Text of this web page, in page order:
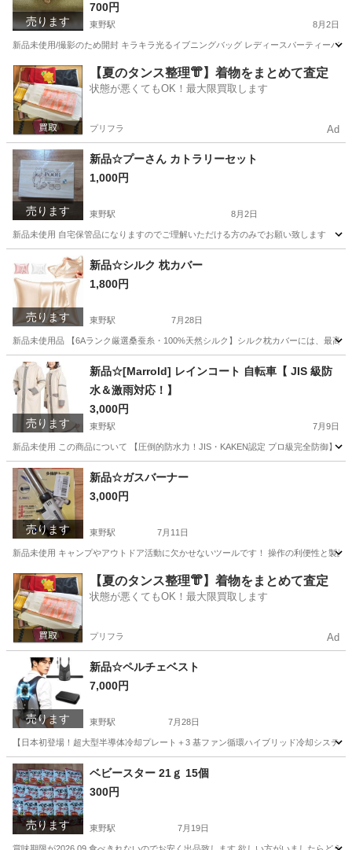
売ります
700円
東野駅 8月2日
新品未使用/撮影のため開封 キラキラ光るイブニングバッグ レディースパーティーバ
京都 京都市 東野駅 バッグ ショルダーバック
【夏のタンス整理👘】着物をまとめて査定
状態が悪くてもOK！最大限買取します
プリフラ Ad
売ります
新品☆プーさん カトラリーセット
1,000円
東野駅 8月2日
新品未使用 自宅保管品になりますのでご理解いただける方のみでお願い致します
京都市 東野駅 食器
売ります
新品☆シルク 枕カバー
1,800円
東野駅 7月28日
新品未使用品 【6Aランク厳選桑蚕糸・100%天然シルク】シルク枕カバーには、最高
京都 京都市 東野駅
売ります
新品☆[Marrold] レインコート 自転車【 JIS 級防
水＆激雨対応！】
3,000円
東野駅 7月9日
新品未使用 この商品について 【圧倒的防水力！JIS・KAKEN認定 プロ級完全防御】
京都 京都市 東野駅 その他
売ります
新品☆ガスバーナー
3,000円
東野駅 7月11日
新品未使用 キャンプやアウトドア活動に欠かせないツールです！ 操作の利便性と製
京都 京都市 東野駅 その他
【夏のタンス整理👘】着物をまとめて査定
状態が悪くてもOK！最大限買取します
プリフラ Ad
売ります
新品☆ペルチェベスト
7,000円
東野駅 7月28日
【日本初登場！超大型半導体冷却プレート＋3 基ファン循環ハイブリッド冷却システ
京都 京都市 東野駅
売ります
ベビースター 21ｇ 15個
300円
東野駅 7月19日